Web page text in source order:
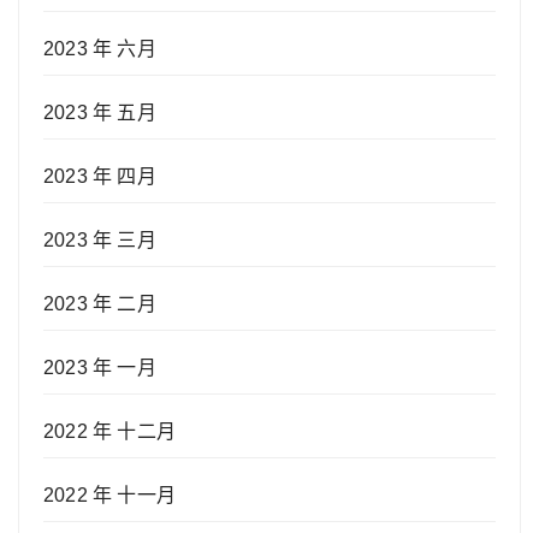
2023 年 六月
2023 年 五月
2023 年 四月
2023 年 三月
2023 年 二月
2023 年 一月
2022 年 十二月
2022 年 十一月